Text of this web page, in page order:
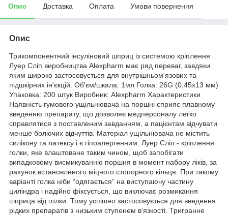
Опис Доставка Оплата Умови повернення
Опис
Трикомпонентний інсуліновий шприц із системою кріплення
Луер Сліп виробництва Alexpharm має ряд переваг, завдяки
яким широко застосовується для внутрішньом'язових та
підшкірних ін'єкцій. Об'єм/шкала: 1мл Голка: 26G (0,45х13 мм)
Упаковка: 200 штук Виробник: Alexpharm Характеристики
Наявність гумового ущільнювача на поршні сприяє плавному
введенню препарату, що дозволяє медперсоналу легко
справлятися з поставленим завданням, а пацієнтам відчувати
менше болючих відчуттів. Матеріал ущільнювача не містить
силікону та латексу і є гіпоалергенним. Луер Сліп - кріплення
голки, яке влаштоване таким чином, щоб запобігати
випадковому висмикуванню поршня в момент набору ліків, за
рахунок встановленого міцного стопорного кільця. При такому
варіанті голка ніби “одягається” на виступаючу частину
циліндра і надійно фіксується, що виключає розмикання
шприца від голки. Тому успішно застосовується для введення
рідких препаратів з низьким ступенем в'язкості. Тригранне